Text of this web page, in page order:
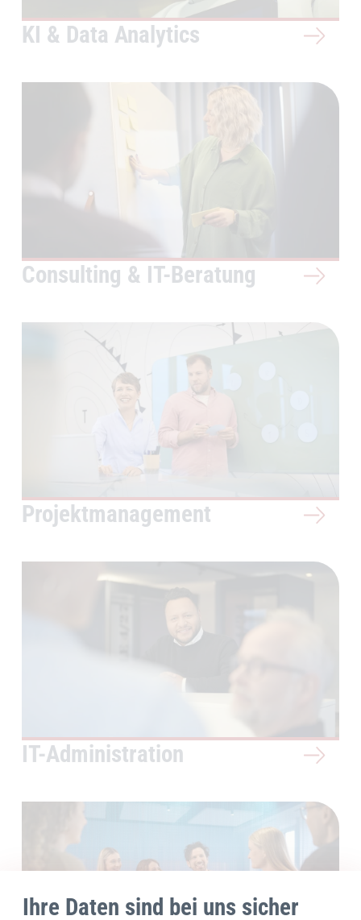
Ihre Daten sind bei uns sicher
KI & Data Analytics
Consulting & IT-Beratung
Projektmanagement
IT-Administration